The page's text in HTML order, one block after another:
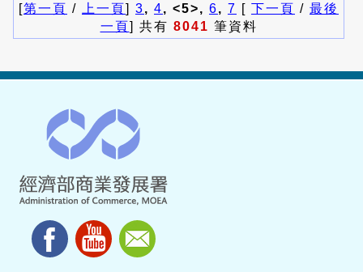
[第一頁 / 上一頁] 3, 4, <5>, 6, 7 [ 下一頁 / 最後
一頁] 共有 8041 筆資料